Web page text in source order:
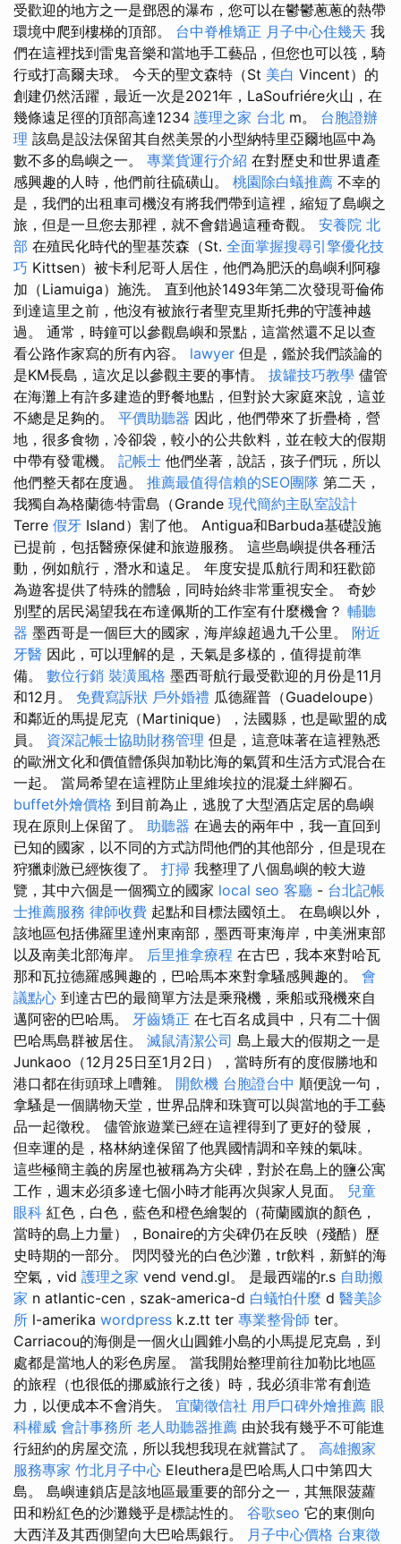
受歡迎的地方之一是鄧恩的瀑布，您可以在鬱鬱蔥蔥的熱帶
環境中爬到樓梯的頂部。 台中脊椎矯正 月子中心住幾天 我
們在這裡找到雷鬼音樂和當地手工藝品，但您也可以筏，騎
行或打高爾夫球。 今天的聖文森特（St 美白 Vincent）的
創建仍然活躍，最近一次是2021年，LaSoufriére火山，在
幾條遠足徑的頂部高達1234 護理之家 台北 m。 台胞證辦
理 該島是設法保留其自然美景的小型納特里亞爾地區中為
數不多的島嶼之一。 專業貨運行介紹 在對歷史和世界遺產
感興趣的人時，他們前往硫磺山。 桃園除白蟻推薦 不幸的
是，我們的出租車司機沒有將我們帶到這裡，縮短了島嶼之
旅，但是一旦您去那裡，就不會錯過這種奇觀。 安養院 北
部 在殖民化時代的聖基茨森（St. 全面掌握搜尋引擎優化技
巧 Kittsen）被卡利尼哥人居住，他們為肥沃的島嶼利阿穆
加（Liamuiga）施洗。 直到他於1493年第二次發現哥倫佈
到達這里之前，他沒有被旅行者聖克里斯托弗的守護神越
過。 通常，時鐘可以參觀島嶼和景點，這當然還不足以查
看公路作家寫的所有內容。 lawyer 但是，鑑於我們談論的
是KM長島，這次足以參觀主要的事情。 拔罐技巧教學 儘管
在海灘上有許多建造的野餐地點，但對於大家庭來說，這並
不總是足夠的。 平價助聽器 因此，他們帶來了折疊椅，營
地，很多食物，冷卻袋，較小的公共飲料，並在較大的假期
中帶有發電機。 記帳士 他們坐著，說話，孩子們玩，所以
他們整天都在度過。 推薦最值得信賴的SEO團隊 第二天，
我獨自為格蘭德·特雷島（Grande 現代簡約主臥室設計
Terre 假牙 Island）割了他。 Antigua和Barbuda基礎設施
已提前，包括醫療保健和旅遊服務。 這些島嶼提供各種活
動，例如航行，潛水和遠足。 年度安提瓜航行周和狂歡節
為遊客提供了特殊的體驗，同時始終非常重視安全。 奇妙
別墅的居民渴望我在布達佩斯的工作室有什麼機會？ 輔聽
器 墨西哥是一個巨大的國家，海岸線超過九千公里。 附近
牙醫 因此，可以理解的是，天氣是多樣的，值得提前準
備。 數位行銷 裝潢風格 墨西哥航行最受歡迎的月份是11月
和12月。 免費寫訴狀 戶外婚禮 瓜德羅普（Guadeloupe）
和鄰近的馬提尼克（Martinique），法國縣，也是歐盟的成
員。 資深記帳士協助財務管理 但是，這意味著在這裡熟悉
的歐洲文化和價值體係與加勒比海的氣質和生活方式混合在
一起。 當局希望在這裡防止里維埃拉的混凝土絆腳石。
buffet外燴價格 到目前為止，逃脫了大型酒店定居的島嶼
現在原則上保留了。 助聽器 在過去的兩年中，我一直回到
已知的國家，以不同的方式訪問他們的其他部分，但是現在
狩獵刺激已經恢復了。 打掃 我整理了八個島嶼的較大遊
覽，其中六個是一個獨立的國家 local seo 客廳 - 台北記帳
士推薦服務 律師收費 起點和目標法國領土。 在島嶼以外，
該地區包括佛羅里達州東南部，墨西哥東海岸，中美洲東部
以及南美北部海岸。 后里推拿療程 在古巴，我本來對哈瓦
那和瓦拉德羅感興趣的，巴哈馬本來對拿騷感興趣的。 會
議點心 到達古巴的最簡單方法是乘飛機，乘船或飛機來自
邁阿密的巴哈馬。 牙齒矯正 在七百名成員中，只有二十個
巴哈馬島群被居住。 滅鼠清潔公司 島上最大的假期之一是
Junkaoo（12月25日至1月2日），當時所有的度假勝地和
港口都在街頭球上嘈雜。 開飲機 台胞證台中 順便說一句，
拿騷是一個購物天堂，世界品牌和珠寶可以與當地的手工藝
品一起徵稅。 儘管旅遊業已經在這裡得到了更好的發展，
但幸運的是，格林納達保留了他異國情調和辛辣的氣味。
這些極簡主義的房屋也被稱為方尖碑，對於在島上的鹽公寓
工作，週末必須多達七個小時才能再次與家人見面。 兒童
眼科 紅色，白色，藍色和橙色繪製的（荷蘭國旗的顏色，
當時的島上力量），Bonaire的方尖碑仍在反映（殘酷）歷
史時期的一部分。 閃閃發光的白色沙灘，tr飲料，新鮮的海
空氣，vid 護理之家 vend vend.gl。 是最西端的r.s 自助搬
家 n atlantic-cen，szak-america-d 白蟻怕什麼 d 醫美診
所 l-amerika wordpress k.z.tt ter 專業整骨師 ter。
Carriacou的海側是一個火山圓錐小島的小馬提尼克島，到
處都是當地人的彩色房屋。 當我開始整理前往加勒比地區
的旅程（也很低的挪威旅行之後）時，我必須非常有創造
力，以便成本不會消失。 宜蘭徵信社 用戶口碑外燴推薦 眼
科權威 會計事務所 老人助聽器推薦 由於我有幾乎不可能進
行紐約的房屋交流，所以我想我現在就嘗試了。 高雄搬家
服務專家 竹北月子中心 Eleuthera是巴哈馬人口中第四大
島。 島嶼連鎖店是該地區最重要的部分之一，其無限菠蘿
田和粉紅色的沙灘幾乎是標誌性的。 谷歌seo 它的東側向
大西洋及其西側望向大巴哈馬銀行。 月子中心價格 台東徵